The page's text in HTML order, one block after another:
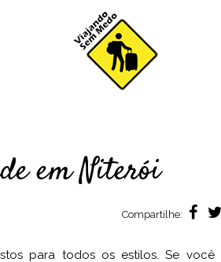
em Niterói
Compartilhe:
para todos os estilos. Se você